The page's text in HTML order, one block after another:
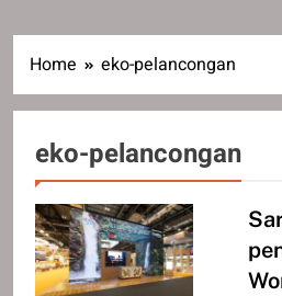
Home eko-pelancongan
eko-pelancongan